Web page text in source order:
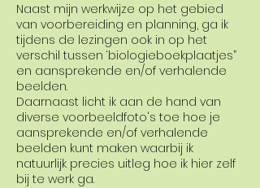
Naast mijn werkwijze op het gebied
van voorbereiding en planning, ga ik
tijdens de lezingen ook in op het
verschil tussen ‘biologieboekplaatjes”
en aansprekende en/of verhalende
beelden.
Daarnaast licht ik aan de hand van
diverse voorbeeldfoto's toe hoe je
aansprekende en/of verhalende
beelden kunt maken waarbij ik
natuurlijk precies uitleg hoe ik hier zelf
bij te werk ga.